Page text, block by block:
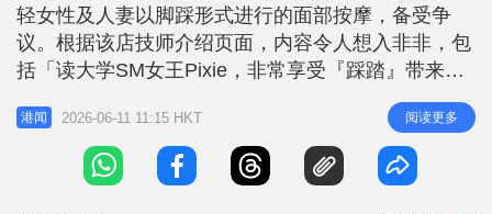
n
r
e
轻女性及人妻以脚踩形式进行的面部按摩，备受争
议。根据该店技师介绍页面，内容令人想入非非，包
括「读大学SM女王Pixie，非常享受『踩踏』带来的
支配感」、「Anna在女仆咖啡厅工作，脚底带甜甜
香气」。网上技师一栏约有二十人可供选择，大部分
只见到脚部，未能清楚看到样貌。 不少网友看过介
绍后表示「刷新三观」，有人直言「好恐怖，适合变
港闻 2026-06-11 11:15 HKT 阅读更多